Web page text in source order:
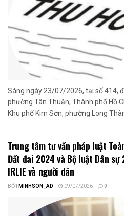
Sáng ngày 23/07/2026, tại số 414,
phường Tân Thuận, Thành phố Hồ
Khu phố Kim Sơn, phường Long
Trung tâm tư vấn pháp luật
Đất đai 2024 và Bộ luật Dân sự
IRLIE và người dân
BỞI MINHSON_AD 09/07/2026 0